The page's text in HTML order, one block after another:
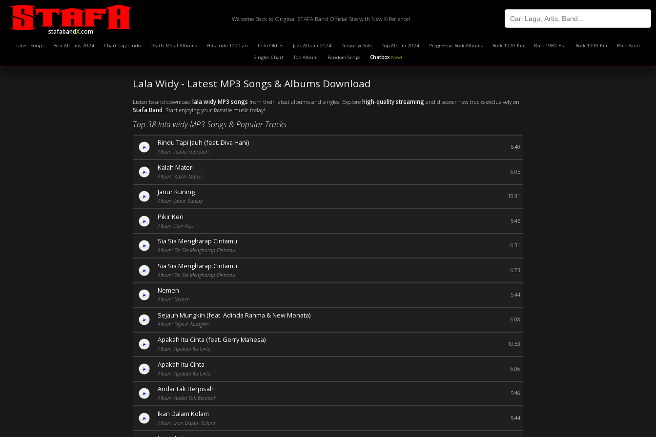
stafabandX.com
Welcome Back to Original STAFA Band Official Site with New X-Perience!
Latest Songs Best Albums 2024 Chart Lagu Indo Death Metal Albums Hits Indo 1990-an Indo Oldies Jazz Album 2024 Penyanyi Solo Pop Album 2024 Progressive Rock Albums Rock 1970 Era Rock 1980 Era Rock 1990 Era
Rock Band
Singles Chart
Top Album Random Songs Chatbox New!
Lala Widy - Latest MP3 Songs & Albums Download
Listen to and download lala widy MP3 songs from their latest albums and singles. Explorehigh-quality streamingand discover new tracks exclusively on
Stafa Band. Start enjoying your favorite music today!
Top 38 lala widy MP3 Songs & Popular Tracks
Rindu Tapi Jauh (feat. Diva Hani)
Album: Rindu Tapi Jauh
5:40
Kalah Materi
Album: Kalah Materi
6:05
Janur Kuning
Album: Janur Kuning
10:31
Pikir Keri
Album: Pikir Keri
5:45
Sia Sia Mengharap Cintamu
Album: Sia Sia Mengharap Cintamu
6:31
Sia Sia Mengharap Cintamu
Album: Sia Sia Mengharap Cintamu
6:23
Nemen
Album: Nemen
5:44
Sejauh Mungkin (feat. Adinda Rahma & New Monata)
Album: Sejauh Mungkin
6:08
Apakah Itu Cinta (feat. Gerry Mahesa)
Album: Apakah Itu Cinta
10:53
Apakah Itu Cinta
Album: Apakah Itu Cinta
6:06
Andai Tak Berpisah
Album: Andai Tak Berpisah
5:46
Ikan Dalam Kolam
Album: Ikan Dalam Kolam
5:44